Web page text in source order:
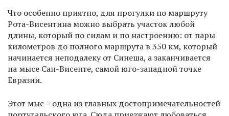
Что особенно приятно, для прогулки по маршруту
Рота-Висентина можно выбрать участок любой
длины, который по силам и по настроению: от пары
километров до полного маршрута в 350 км, который
начинается неподалеку от Синеша, а заканчивается
на мысе Сан-Висенте, самой юго-западной точке
Евразии.
Этот мыс – одна из главных достопримечательностей